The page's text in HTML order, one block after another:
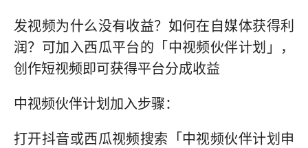
发视频为什么没有收益？如何在自媒体获得利
润？可加入西瓜平台的「中视频伙伴计划」，
创作短视频即可获得平台分成收益
中视频伙伴计划加入步骤：
打开抖音或西瓜视频搜索「中视频伙伴计划申